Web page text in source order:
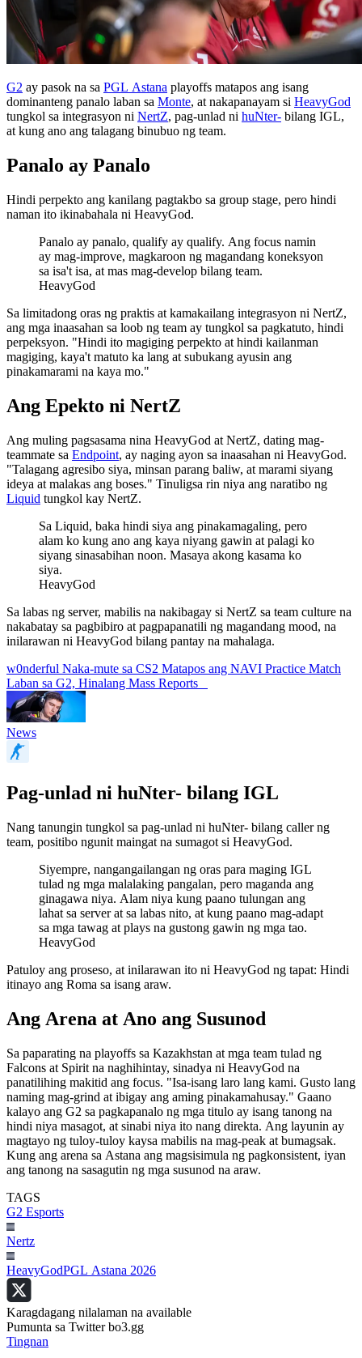
G2 ay pasok na sa PGL Astana playoffs matapos ang isang
dominanteng panalo laban sa Monte, at nakapanayam si HeavyGod
tungkol sa integrasyon ni NertZ, pag-unlad ni huNter- bilang IGL,
at kung ano ang talagang binubuo ng team.
Panalo ay Panalo
Hindi perpekto ang kanilang pagtakbo sa group stage, pero hindi
naman ito ikinabahala ni HeavyGod.
Panalo ay panalo, qualify ay qualify. Ang focus namin
ay mag-improve, magkaroon ng magandang koneksyon
sa isa't isa, at mas mag-develop bilang team.
HeavyGod
Sa limitadong oras ng praktis at kamakailang integrasyon ni NertZ,
ang mga inaasahan sa loob ng team ay tungkol sa pagkatuto, hindi
perpeksyon. "Hindi ito magiging perpekto at hindi kailanman
magiging, kaya't matuto ka lang at subukang ayusin ang
pinakamarami na kaya mo."
Ang Epekto ni NertZ
Ang muling pagsasama nina HeavyGod at NertZ, dating mag-
teammate sa Endpoint, ay naging ayon sa inaasahan ni HeavyGod.
"Talagang agresibo siya, minsan parang baliw, at marami siyang
ideya at malakas ang boses." Tinuligsa rin niya ang naratibo ng
Liquid tungkol kay NertZ.
Sa Liquid, baka hindi siya ang pinakamagaling, pero
alam ko kung ano ang kaya niyang gawin at palagi ko
siyang sinasabihan noon. Masaya akong kasama ko
siya.
HeavyGod
Sa labas ng server, mabilis na nakibagay si NertZ sa team culture na
nakabatay sa pagbibiro at pagpapanatili ng magandang mood, na
inilarawan ni HeavyGod bilang pantay na mahalaga.
w0nderful Naka-mute sa CS2 Matapos ang NAVI Practice Match
Laban sa G2, Hinalang Mass Reports
News
Pag-unlad ni huNter- bilang IGL
Nang tanungin tungkol sa pag-unlad ni huNter- bilang caller ng
team, positibo ngunit maingat na sumagot si HeavyGod.
Siyempre, nangangailangan ng oras para maging IGL
tulad ng mga malalaking pangalan, pero maganda ang
ginagawa niya. Alam niya kung paano tulungan ang
lahat sa server at sa labas nito, at kung paano mag-adapt
sa mga tawag at plays na gustong gawin ng mga tao.
HeavyGod
Patuloy ang proseso, at inilarawan ito ni HeavyGod ng tapat: Hindi
itinayo ang Roma sa isang araw.
Ang Arena at Ano ang Susunod
Sa paparating na playoffs sa Kazakhstan at mga team tulad ng
Falcons at Spirit na naghihintay, sinadya ni HeavyGod na
panatilihing makitid ang focus. "Isa-isang laro lang kami. Gusto lang
naming mag-grind at ibigay ang aming pinakamahusay." Gaano
kalayo ang G2 sa pagkapanalo ng mga titulo ay isang tanong na
hindi niya masagot, at sinabi niya ito nang direkta. Ang layunin ay
magtayo ng tuloy-tuloy kaysa mabilis na mag-peak at bumagsak.
Kung ang arena sa Astana ang magsisimula ng pagkonsistent, iyan
ang tanong na sasagutin ng mga susunod na araw.
TAGS
G2 Esports
Nertz
HeavyGodPGL Astana 2026
Karagdagang nilalaman na available
Pumunta sa Twitter bo3.gg
Tingnan